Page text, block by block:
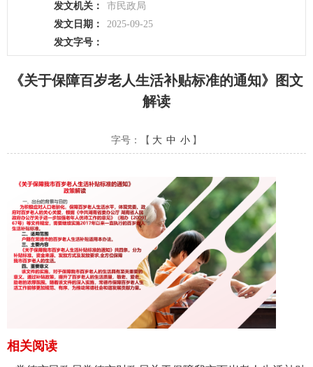
发文机关：
市民政局
发文日期：
2025-09-25
发文字号：
《关于保障百岁老人生活补贴标准的通知》图文
解读
字号：【 大 中 小 】
相关阅读